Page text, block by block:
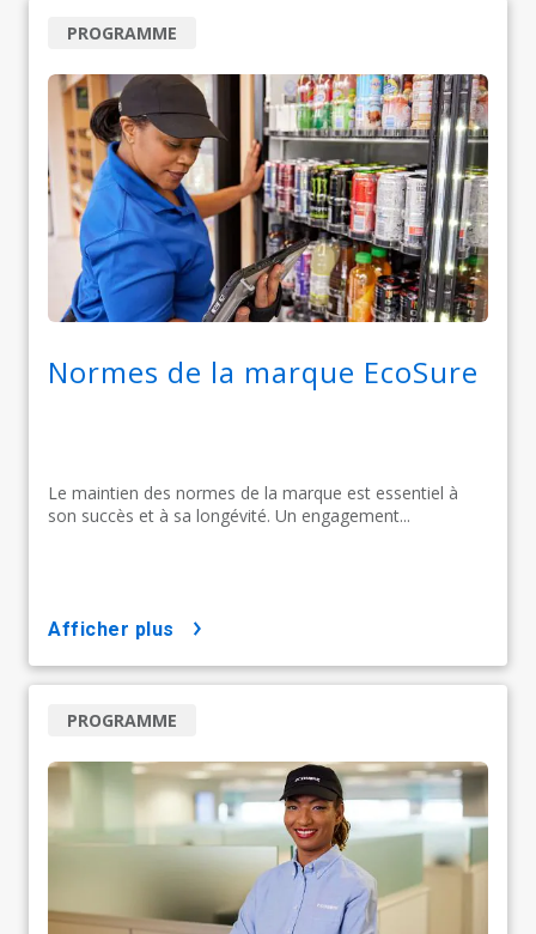
Normes de la marque EcoSure
Le maintien des normes de la marque est essentiel à
son succès et à sa longévité. Un engagement...
PROGRAMME
afficher plus
PROGRAMME